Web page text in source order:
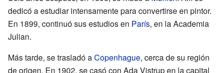
dedicó a estudiar intensamente para convertirse en pintor.
En 1899, continuó sus estudios en París, en la Academia
Julian.
Más tarde, se trasladó aCopenhague, cerca de su región
de origen. En 1902, se casó con Ada Vistrup en la capital